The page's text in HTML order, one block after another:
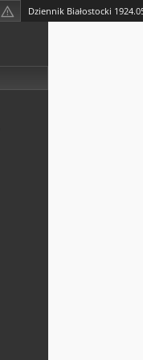
Dziennik Białostocki